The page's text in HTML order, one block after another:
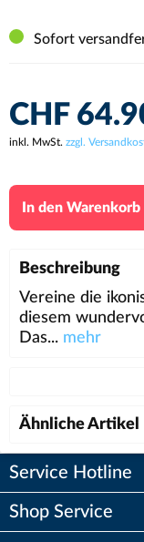
Sofort
CHF
inkl. MwSt. zzgl.
In den Warenkorb
Beschreibung
Vereine die
diesem
Das... mehr
Ähnliche Artikel
Service Hotline
Shop Service